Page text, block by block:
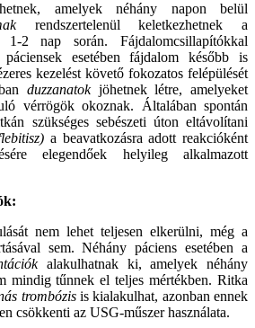
amelyek néhány napon belül
rendszertelenül keletkezhetnek a
1-2 nap során. Fájdalomcsillapítókkal
esetében fájdalom később is
kezelést követő fokozatos felépülését
duzzanatokjöhetnek létre, amelyeket
vérrögök okoznak. Általában spontán
szükséges sebészeti úton eltávolítani
a beavatkozásra adott reakcióként
elegendőek helyileg alkalmazott
nem lehet teljesen elkerülni, még a
sem. Néhány páciens esetében a
alakulhatnak ki, amelyek néhány
mindig tűnnek el teljes mértékben. Ritka
trombózisis kialakulhat, azonban ennek
csökkenti az USG-műszer használata.